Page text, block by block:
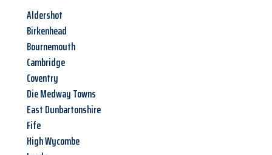
Aldershot
Birkenhead
Bournemouth
Cambridge
Coventry
Die Medway Towns
East Dunbartonshire
Fife
High Wycombe